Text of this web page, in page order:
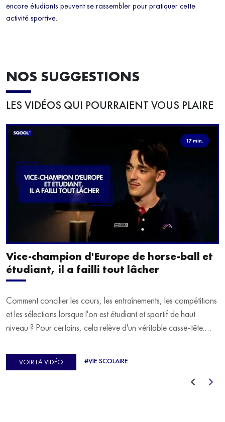
encore étudiants peuvent se rassembler pour pratiquer cette
activité sportive.
NOS SUGGESTIONS
LES VIDÉOS QUI POURRAIENT VOUS PLAIRE
17 min.
Vice-champion d'Europe de horse-ball et
étudiant, il a failli tout lâcher
Comment concilier les cours, les entraînements, les compétitions
et les sélections lorsque l'on est étudiant et sportif de haut
niveau ? Pour certains, cela relève d'un véritable casse-tête.
d'Europe de Horse-ball, qui a failli abandonner ses études
avant de trouver un nouvel équilibre.
VOIR LA VIDÉO #VIE SCOLAIRE